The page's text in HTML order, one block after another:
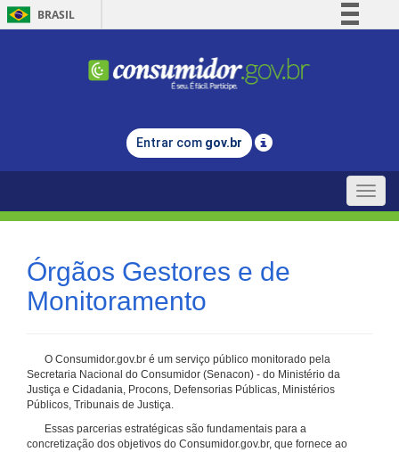
BRASIL
Comunica BR
Legislação
Entrar com gov.br
Toggle
Órgãos Gestores e de
Monitoramento
O Consumidor.gov.br é um serviço público monitorado pela
Secretaria Nacional do Consumidor (Senacon) - do Ministério da
Justiça e Cidadania, Procons, Defensorias Públicas, Ministérios
Públicos, Tribunais de Justiça.
Essas parcerias estratégicas são fundamentais para a
concretização dos objetivos do Consumidor.gov.br, que fornece ao